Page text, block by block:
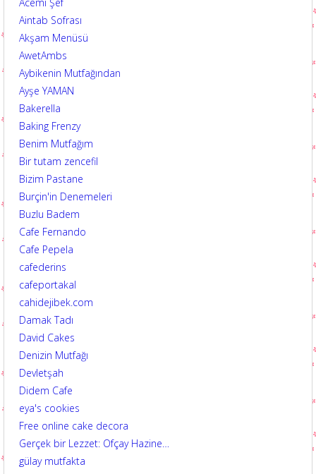
Acemi Şef
Aintab Sofrası
Akşam Menüsü
AwetAmbs
Aybikenin Mutfağından
Ayşe YAMAN
Bakerella
Baking Frenzy
Benim Mutfağım
Bir tutam zencefil
Bizim Pastane
Burçin'in Denemeleri
Buzlu Badem
Cafe Fernando
Cafe Pepela
cafederins
cafeportakal
cahidejibek.com
Damak Tadı
David Cakes
Denizin Mutfağı
Devletşah
Didem Cafe
eya's cookies
Free online cake decora
Gerçek bir Lezzet: Ofçay Hazine…
gülay mutfakta